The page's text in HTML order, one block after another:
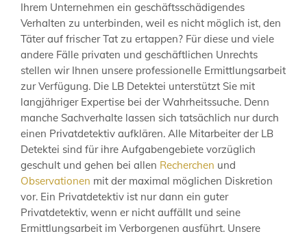
Ihrem Unternehmen ein geschäftsschädigendes
Verhalten zu unterbinden, weil es nicht möglich ist, den
Täter auf frischer Tat zu ertappen? Für diese und viele
andere Fälle privaten und geschäftlichen Unrechts
stellen wir Ihnen unsere professionelle Ermittlungsarbeit
zur Verfügung. Die LB Detektei unterstützt Sie mit
langjähriger Expertise bei der Wahrheitssuche. Denn
manche Sachverhalte lassen sich tatsächlich nur durch
einen Privatdetektiv aufklären. Alle Mitarbeiter der LB
Detektei sind für ihre Aufgabengebiete vorzüglich
geschult und gehen bei allen Recherchen und
Observationen mit der maximal möglichen Diskretion
vor. Ein Privatdetektiv ist nur dann ein guter
Privatdetektiv, wenn er nicht auffällt und seine
Ermittlungsarbeit im Verborgenen ausführt. Unsere